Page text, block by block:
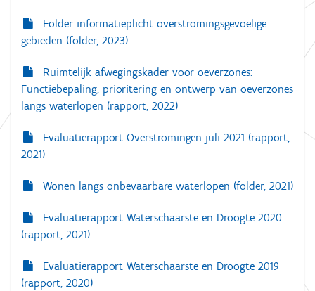
.
.
.
Folder informatieplicht overstromingsgevoelige
gebieden (folder, 2023)
Ruimtelijk afwegingskader voor oeverzones:
Functiebepaling, prioritering en ontwerp van oeverzones
langs waterlopen (rapport, 2022)
Evaluatierapport Overstromingen juli 2021 (rapport,
2021)
Wonen langs onbevaarbare waterlopen (folder, 2021)
Evaluatierapport Waterschaarste en Droogte 2020
(rapport, 2021)
Evaluatierapport Waterschaarste en Droogte 2019
(rapport, 2020)